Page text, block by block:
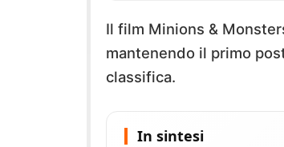
Il film Minions &
mantenendo il primo
classifica.
In sintesi